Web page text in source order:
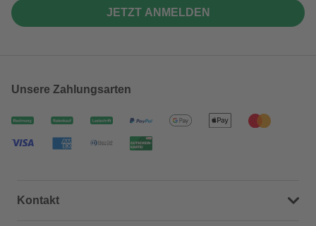
JETZT ANMELDEN
Unsere Zahlungsarten
Kontakt